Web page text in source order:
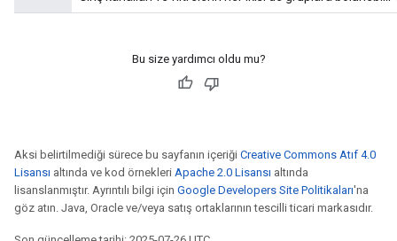
Bu size yardımcı oldu mu?
Aksi belirtilmediği sürece bu sayfanın içeriği Creative Commons Atıf 4.0
Lisansı altında ve kod örnekleri Apache 2.0 Lisansı altında
lisanslanmıştır. Ayrıntılı bilgi için Google Developers Site Politikaları'na
göz atın. Java, Oracle ve/veya satış ortaklarının tescilli ticari markasıdır.